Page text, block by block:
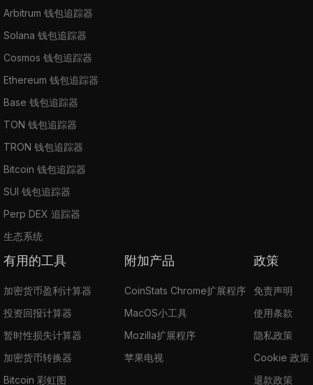
Arbitrum 钱包追踪器
Solana 钱包追踪器
Cosmos 钱包追踪器
Ethereum 钱包追踪器
Base 钱包追踪器
TON 钱包追踪器
TRON 钱包追踪器
Bitcoin 钱包追踪器
SUI 钱包追踪器
Perp DEX 追踪器
生态系统
有用的工具
加密货币盈利计算器
投资回报计算器
暂时性损失计算器
加密货币转换器
Bitcoin 彩虹图
附加产品
CoinStats Chrome扩展程序
MacOS小工具
Mozilla扩展程序
苹果电视
政策
免责声明
使用条款
隐私政策
Cookie 政策
退款政策